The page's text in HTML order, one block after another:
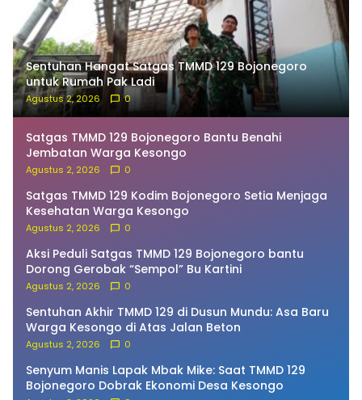
Sentuhan Hangat Satgas TMMD 129 Bojonegoro
untuk Rumah Pak Ladi
Agustus 2, 2026 0
Satgas TMMD 129 Bojonegoro Bantu Benahi
Jembatan Warga Kesongo
Agustus 2, 2026 0
Satgas TMMD 129 Kodim Bojonegoro Setia Menjaga
Kesehatan Warga Kesongo
Agustus 2, 2026 0
Aksi Peduli Satgas TMMD 129 Bojonegoro bantu
Dorong Gerobak “Sempol” Bu Kartini
Agustus 2, 2026 0
Sentuhan Akhir TMMD 129 di Dusun Mundu: Asa Baru
Warga Kesongo di Atas Jalan Beton
Agustus 2, 2026 0
Senyum Manis Lapak Mbak Mike: Saat TMMD 129
Bojonegoro Dobrak Ekonomi Desa Kesongo